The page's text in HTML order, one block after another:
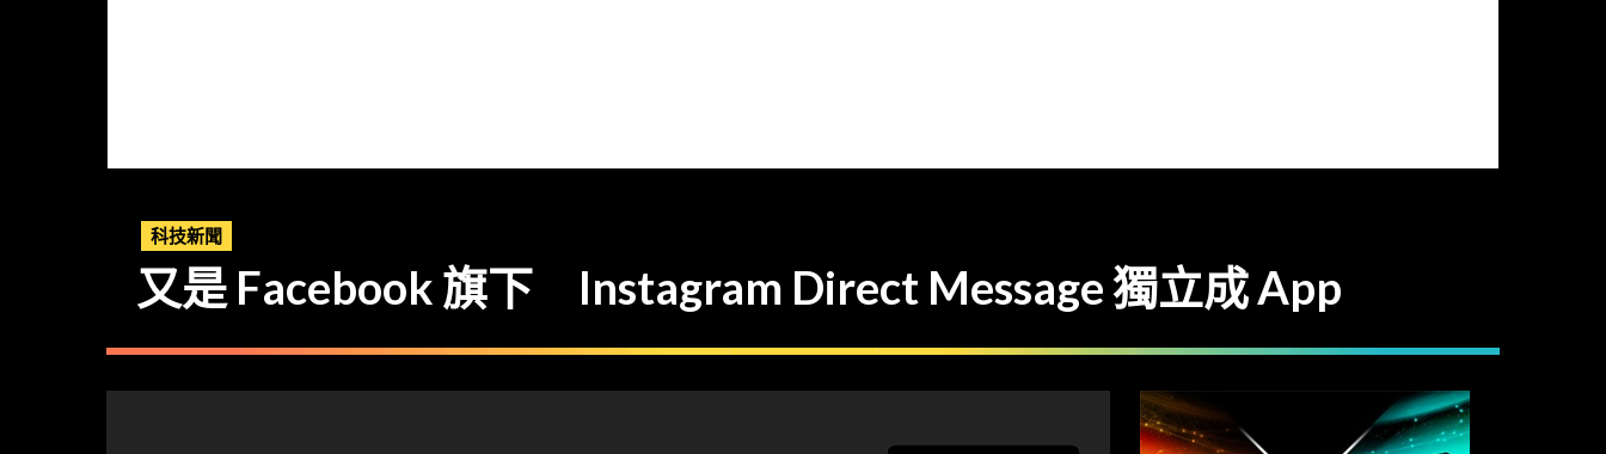
科技新聞
又是 Facebook 旗下 Instagram Direct Message 獨立成 App